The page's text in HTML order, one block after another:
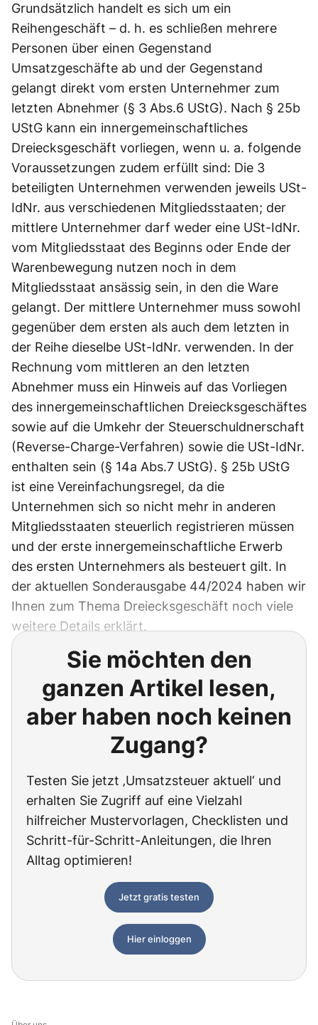
Grundsätzlich handelt es sich um ein
Reihengeschäft – d. h. es schließen mehrere
Personen über einen Gegenstand
Umsatzgeschäfte ab und der Gegenstand
gelangt direkt vom ersten Unternehmer zum
letzten Abnehmer (§ 3 Abs.6 UStG). Nach § 25b
UStG kann ein innergemeinschaftliches
Dreiecksgeschäft vorliegen, wenn u. a. folgende
Voraussetzungen zudem erfüllt sind: Die 3
beteiligten Unternehmen verwenden jeweils USt-
IdNr. aus verschiedenen Mitgliedsstaaten; der
mittlere Unternehmer darf weder eine USt-IdNr.
vom Mitgliedsstaat des Beginns oder Ende der
Warenbewegung nutzen noch in dem
Mitgliedsstaat ansässig sein, in den die Ware
gelangt. Der mittlere Unternehmer muss sowohl
gegenüber dem ersten als auch dem letzten in
der Reihe dieselbe USt-IdNr. verwenden. In der
Rechnung vom mittleren an den letzten
Abnehmer muss ein Hinweis auf das Vorliegen
des innergemeinschaftlichen Dreiecksgeschäftes
sowie auf die Umkehr der Steuerschuldnerschaft
(Reverse-Charge-Verfahren) sowie die USt-IdNr.
enthalten sein (§ 14a Abs.7 UStG). § 25b UStG
ist eine Vereinfachungsregel, da die
Unternehmen sich so nicht mehr in anderen
Mitgliedsstaaten steuerlich registrieren müssen
und der erste innergemeinschaftliche Erwerb
des ersten Unternehmers als besteuert gilt. In
der aktuellen Sonderausgabe 44/2024 haben wir
Ihnen zum Thema Dreiecksgeschäft noch viele
weitere Details erklärt.
Sie möchten den
ganzen Artikel lesen,
aber haben noch keinen
Zugang?
Testen Sie jetzt ‚Umsatzsteuer aktuell‘ und
erhalten Sie Zugriff auf eine Vielzahl
hilfreicher Mustervorlagen, Checklisten und
Schritt-für-Schritt-Anleitungen, die Ihren
Alltag optimieren!
Jetzt gratis testen
Hier einloggen